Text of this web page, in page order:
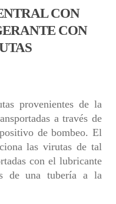
CON
CON
provenientes de la
a través de
de bombeo. El
las virutas de tal
con el lubricante
de una tubería a la